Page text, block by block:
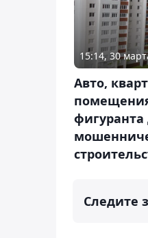
15:14, 30
Авто,
фигуранта
Следите